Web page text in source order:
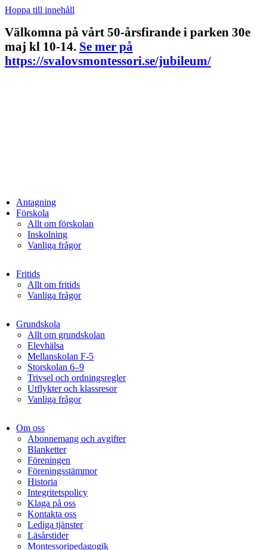
Hoppa till innehåll
Välkomna på vårt 50-årsfirande i parken 30e
maj kl 10-14. Se mer på
https://svalovsmontessori.se/jubileum/
Antagning
Förskola
Allt om förskolan
Inskolning
Vanliga frågor
Fritids
Allt om fritids
Vanliga frågor
Grundskola
Allt om grundskolan
Elevhälsa
Mellanskolan F-5
Storskolan 6–9
Trivsel och ordningsregler
Utflykter och klassresor
Vanliga frågor
Om oss
Abonnemang och avgifter
Blanketter
Föreningen
Föreningsstämmor
Historia
Integritetspolicy
Klaga på oss
Kontakta oss
Lediga tjänster
Läsårstider
Montessoripedagogik